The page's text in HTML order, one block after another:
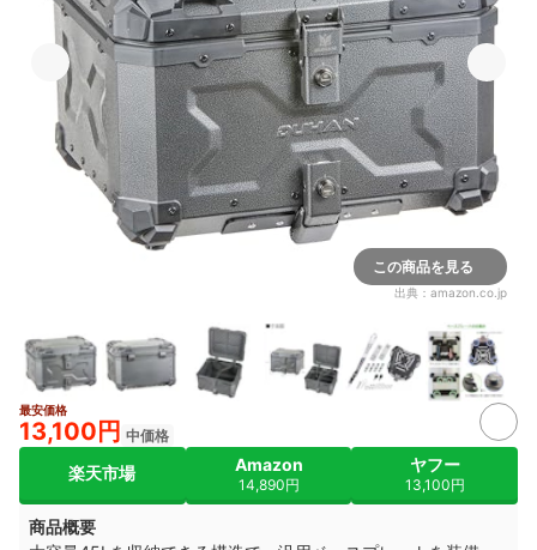
この商品を見る
出典： amazon.co.jp
最安価格
13,100円 中価格
楽天市場 Amazon
14,890円
ヤフー
13,100円
商品概要